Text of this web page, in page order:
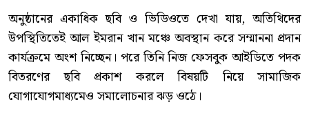
অনুষ্ঠানের একাধিক ছবি ও ভিডিওতে দেখা যায়, অতিথিদের
উপস্থিতিতেই আল ইমরান খান মঞ্চে অবস্থান করে সম্মাননা প্রদান
কার্যক্রমে অংশ নিচ্ছেন। পরে তিনি নিজ ফেসবুক আইডিতে পদক
বিতরণের ছবি প্রকাশ করলে বিষয়টি নিয়ে সামাজিক
যোগাযোগমাধ্যমেও সমালোচনার ঝড় ওঠে।